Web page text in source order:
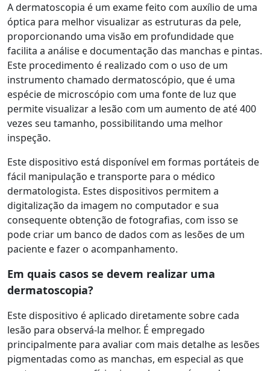
A dermatoscopia é um exame feito com auxílio de uma
óptica para melhor visualizar as estruturas da pele,
proporcionando uma visão em profundidade que
facilita a análise e documentação das manchas e pintas.
Este procedimento é realizado com o uso de um
instrumento chamado dermatoscópio, que é uma
espécie de microscópio com uma fonte de luz que
permite visualizar a lesão com um aumento de até 400
vezes seu tamanho, possibilitando uma melhor
inspeção.
Este dispositivo está disponível em formas portáteis de
fácil manipulação e transporte para o médico
dermatologista. Estes dispositivos permitem a
digitalização da imagem no computador e sua
consequente obtenção de fotografias, com isso se
pode criar um banco de dados com as lesões de um
paciente e fazer o acompanhamento.
Em quais casos se devem realizar uma
dermatoscopia?
Este dispositivo é aplicado diretamente sobre cada
lesão para observá-la melhor. É empregado
principalmente para avaliar com mais detalhe as lesões
pigmentadas como as manchas, em especial as que